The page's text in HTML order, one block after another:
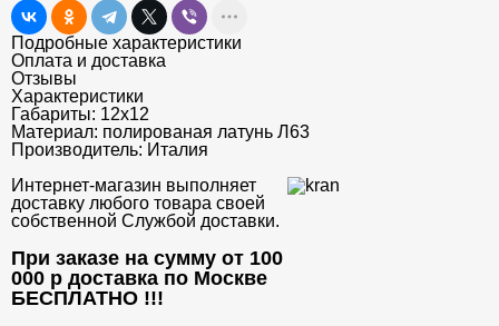
Подробные характеристики
Оплата и доставка
Отзывы
Характеристики
Габариты: 12x12
Материал: полированая латунь Л63
Производитель: Италия
Интернет-магазин выполняет
доставку любого товара своей
собственной Службой доставки.
При заказе на сумму от 100
000 р доставка по Москве
БЕСПЛАТНО !!!